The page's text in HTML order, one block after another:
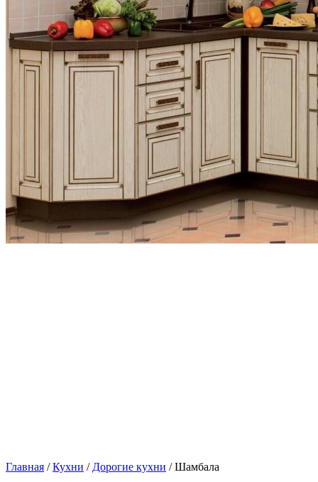
Главная /Кухни / Дорогие кухни / Шамбала